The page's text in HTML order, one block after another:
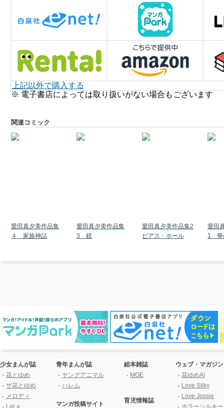
上記以外で購入する
※ 電子書店によっては取り扱いがない場合もございます
関連コミック
愛田真夕美作品集
４ 家族神話
愛田真夕美作品集
3 鏡
愛田真夕美作品集2
ピアス・ホール
愛田
1 華
少女まんが誌
花とゆめ
ザ花とゆめ
メロディ
LaLa
青年まんが誌
ヤングアニマル
ハレム
マンガ投稿サイト
絵本雑誌
MOE
育児情報誌
ウェブ・マガジン
花ゆめAi
Love Silky
Love Jossie
ホラーシルキー